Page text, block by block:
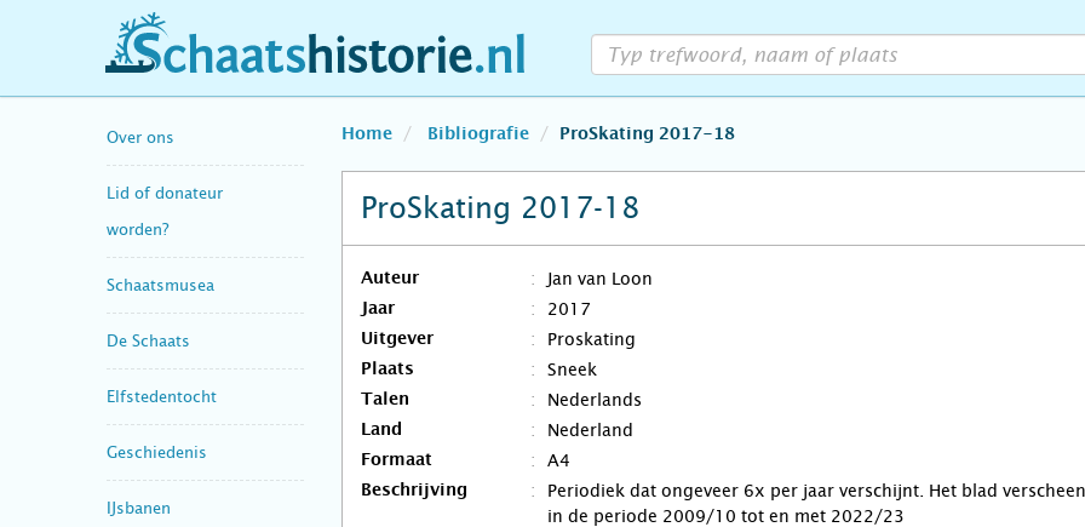
schaatshistorie.nl
Over ons
Lid of donateur
worden?
Schaatsmusea
De Schaats
Elfstedentocht
Geschiedenis
IJsbanen
Home Bibliografie ProSkating 2017-18
ProSkating 2017-18
Auteur Jan van Loon
Jaar 2017
Uitgever Proskating
Plaats Sneek
Talen Nederlands
Land Nederland
Formaat A4
Beschrijving
Periodiek dat ongeveer 6x per jaar verschijnt. Het blad verscheen
in de periode 2009/10 tot en met 2022/23